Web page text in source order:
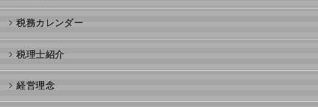
税務カレンダー
税理士紹介
経営理念